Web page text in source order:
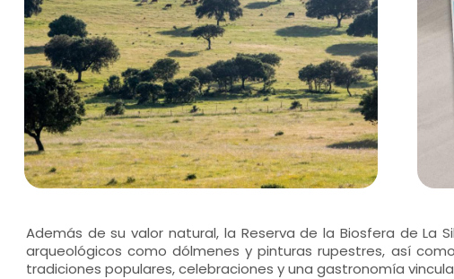
Además de su valor natural, la Reserva de la Biosfera de La
arqueológicos como dólmenes y pinturas rupestres, así
tradiciones populares, celebraciones y una gastronomía